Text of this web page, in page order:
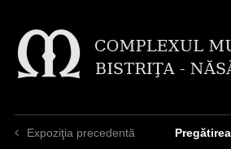
Expoziţia precedentă